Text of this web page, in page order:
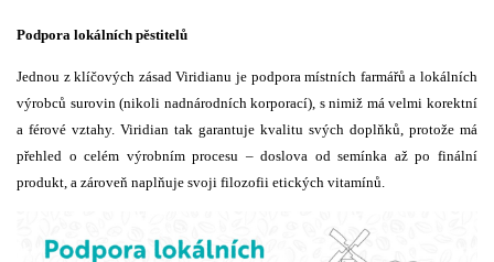
Podpora lokálních pěstitelů
Jednou z klíčových zásad Viridianu je podpora místních farmářů a lokálních
výrobců surovin (nikoli nadnárodních korporací), s nimiž má velmi korektní
a férové vztahy. Viridian tak garantuje kvalitu svých doplňků, protože má
přehled o celém výrobním procesu – doslova od semínka až po finální
produkt, a zároveň naplňuje svoji filozofii etických vitamínů.